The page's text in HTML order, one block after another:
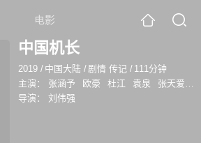
电影
中国机长
2019 / 中国大陆 /剧情 传记 / 111分钟
主演：
张涵予 欧豪 杜江 袁泉 张天爱
导演：
刘伟强